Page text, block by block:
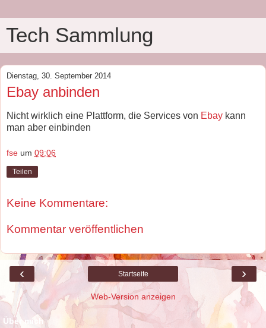
Tech Sammlung
Dienstag, 30. September 2014
Ebay anbinden
Nicht wirklich eine Plattform, die Services von Ebay kann
man aber einbinden
fse um 09:06
Teilen
Keine Kommentare:
Kommentar veröffentlichen
‹ ›
Startseite
Web-Version anzeigen
Über mich